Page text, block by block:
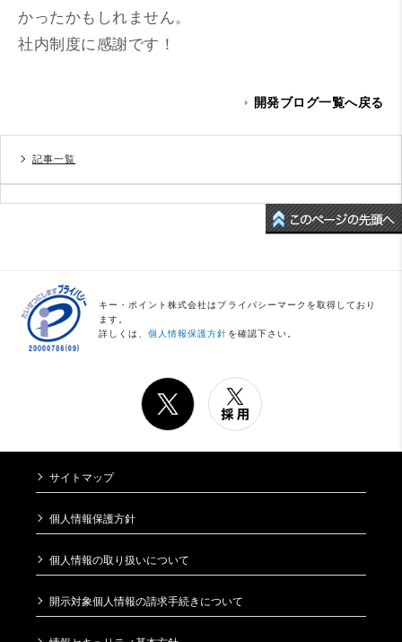
かったかもしれません。
社内制度に感謝です！
開発ブログ一覧へ戻る
記事一覧
キー・ポイント株式会社はプライバシーマークを取得しており
ます。
詳しくは、個人情報保護方針 を確認下さい。
サイトマップ
個人情報保護方針
個人情報の取り扱いについて
開示対象個人情報の請求手続きについて